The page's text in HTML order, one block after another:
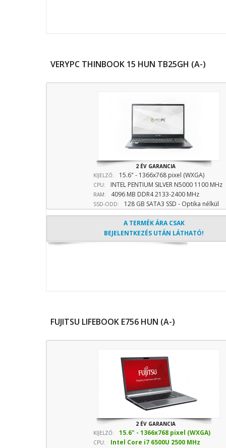
VERYPC THINBOOK 15 HUN TB25GH (A-)
2 ÉV GARANCIA
KIJELZŐ:
15.6" - 1366x768 pixel (WXGA)
CPU:
INTEL PENTIUM SILVER N5000 1100 MHz
sebesség
RAM: 4096 MB DDR4 2133-2400 MHz
SSD-ODD: 128 GB SATA3 SSD - Optika nélkül
A TERMÉK ÁRA CSAK
BEJELENTKEZÉS UTÁN LÁTHATÓ!
FUJITSU LIFEBOOK E756 HUN (A-)
2 ÉV GARANCIA
KIJELZŐ:
15.6" - 1366x768 pixel (WXGA)
CPU:
Intel Core i7 6500U 2500 MHz